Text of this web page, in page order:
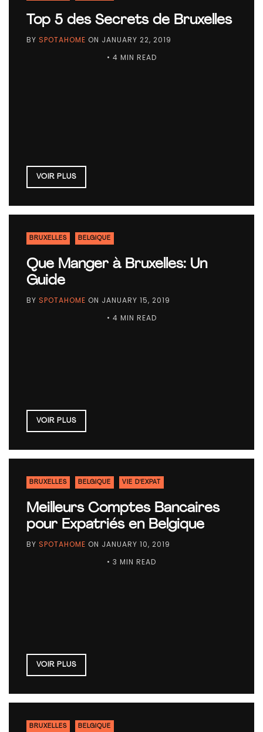
Top 5 des Secrets de Bruxelles
BY SPOTAHOME ON JANUARY 22, 2019
• 4 MIN READ
VOIR PLUS
BRUXELLES BELGIQUE
Que Manger à Bruxelles: Un
Guide
BY SPOTAHOME ON JANUARY 15, 2019
• 4 MIN READ
VOIR PLUS
BRUXELLES BELGIQUE VIE D'EXPAT
Meilleurs Comptes Bancaires
pour Expatriés en Belgique
BY SPOTAHOME ON JANUARY 10, 2019
• 3 MIN READ
VOIR PLUS
BRUXELLES BELGIQUE